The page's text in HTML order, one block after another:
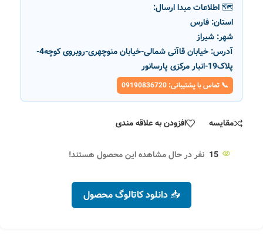
🗺️ اطلاعات مبدا ارسال:
استان: فارس
شهر: شیراز
آدرس:
خیابان قاآنی شمالی-خیابان منوچهری-روبروی کوچه4-
پلاک19-انبار مرکزی پارسانور
📞 تماس با پشتیبانی: 09190836720
مقایسه افزودن به علاقه مندی
15 نفر در حال مشاهده این محصول هستند!
📥 دانلود کاتالوگ محصول